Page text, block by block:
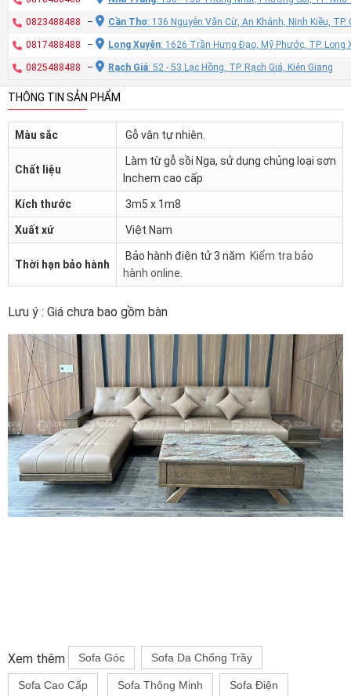
0823488488 – Cần Thơ: 136 Nguyễn Văn Cừ, An Khánh, Ninh Kiều,
0817488488 – Long Xuyên: 1626 Trần Hưng Đạo, Mỹ Phước, TP. Long
0825488488 – Rạch Giá: 52 - 53 Lạc Hồng, TP. Rạch Giá, Kiên Giang
THÔNG TIN SẢN PHẨM
Màu sắc Gỗ vân tự nhiên.
Chất liệu
Làm từ gỗ sồi Nga, sử dụng chủng loại sơn
Inchem cao cấp
Kích thước 3m5 x 1m8
Xuất xứ Việt Nam
Thời hạn bảo hành
Bảo hành điện tử 3 năm Kiểm tra bảo
hành online
Lưu ý : Giá chưa bao gồm bàn
Xem thêm Sofa Góc Sofa Da Chống Trầy
Sofa Cao Cấp Sofa Thông Minh Sofa Điện